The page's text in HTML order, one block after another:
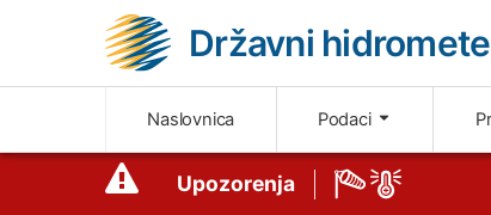
Državni
Naslovnica Podaci
Upozorenja